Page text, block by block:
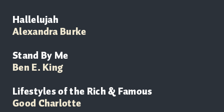
Hallelujah
Alexandra Burke
Stand By Me
Ben E. King
Lifestyles of the Rich & Famous
Good Charlotte